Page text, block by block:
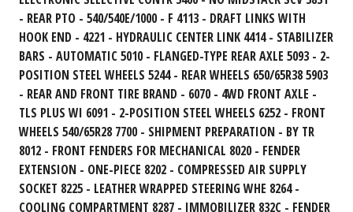
- REAR PTO - 540/540E/1000 - F 4113 - DRAFT LINKS WITH
HOOK END - 4221 - HYDRAULIC CENTER LINK 4414 - STABILIZER
BARS - AUTOMATIC 5010 - FLANGED-TYPE REAR AXLE 5093 - 2-
POSITION STEEL WHEELS 5244 - REAR WHEELS 650/65R38 5903
- REAR AND FRONT TIRE BRAND - 6070 - 4WD FRONT AXLE -
TLS PLUS WI 6091 - 2-POSITION STEEL WHEELS 6252 - FRONT
WHEELS 540/65R28 7700 - SHIPMENT PREPARATION - BY TR
8012 - FRONT FENDERS FOR MECHANICAL 8020 - FENDER
EXTENSION - ONE-PIECE 8202 - COMPRESSED AIR SUPPLY
SOCKET 8225 - LEATHER WRAPPED STEERING WHE 8264 -
COOLING COMPARTMENT 8287 - IMMOBILIZER 832C - FENDER